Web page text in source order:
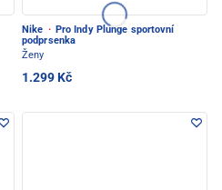
Nike · Pro Indy Plunge sportovní
podprsenka
Ženy
1.299 Kč